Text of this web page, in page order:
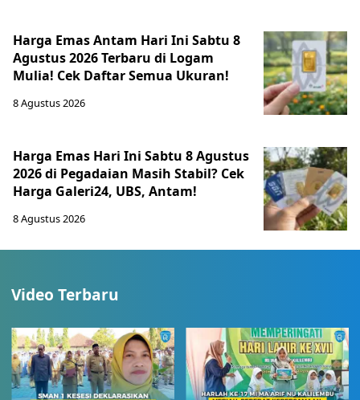
Harga Emas Antam Hari Ini Sabtu 8
Agustus 2026 Terbaru di Logam
Mulia! Cek Daftar Semua Ukuran!
8 Agustus 2026
Harga Emas Hari Ini Sabtu 8 Agustus
2026 di Pegadaian Masih Stabil? Cek
Harga Galeri24, UBS, Antam!
8 Agustus 2026
Video Terbaru